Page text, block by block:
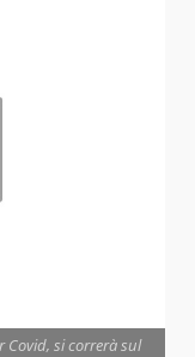
Covid, si correrà sul